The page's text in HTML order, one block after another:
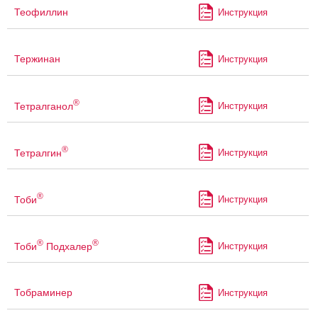
Теофиллин Инструкция
Тержинан Инструкция
Тетралганол® Инструкция
Тетралгин® Инструкция
Тоби® Инструкция
Тоби® Подхалер® Инструкция
Тобраминер Инструкция